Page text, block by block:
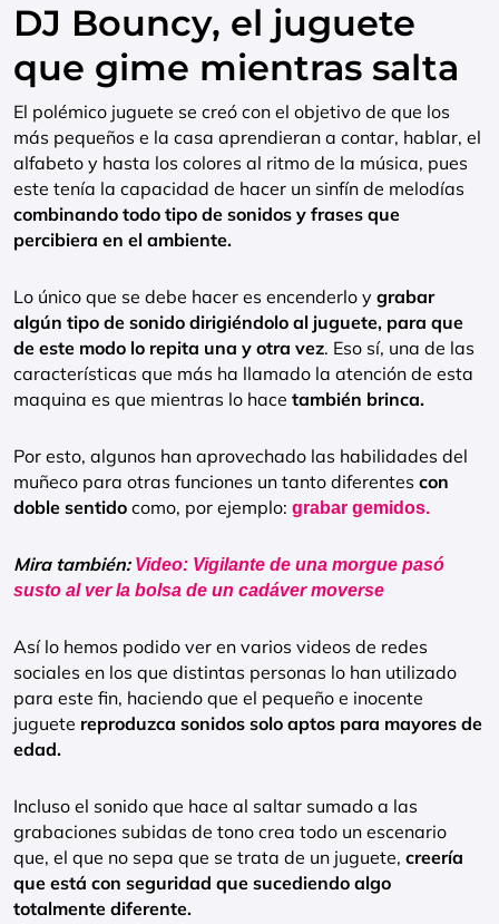
DJ Bouncy, el juguete
que gime mientras salta
El polémico juguete se creó con el objetivo de que los
más pequeños e la casa aprendieran a contar, hablar, el
alfabeto y hasta los colores al ritmo de la música, pues
este tenía la capacidad de hacer un sinfín de melodías
combinando todo tipo de sonidos y frases que
percibiera en el ambiente.
Lo único que se debe hacer es encenderlo y grabar
algún tipo de sonido dirigiéndolo al juguete, para que
de este modo lo repita una y otra vez. Eso sí, una de las
características que más ha llamado la atención de esta
maquina es que mientras lo hace también brinca.
Por esto, algunos han aprovechado las habilidades del
muñeco para otras funciones un tanto diferentes con
doble sentido como, por ejemplo: grabar gemidos.
Mira también: Video: Vigilante de una morgue pasó
susto al ver la bolsa de un cadáver moverse
Así lo hemos podido ver en varios videos de redes
sociales en los que distintas personas lo han utilizado
para este fin, haciendo que el pequeño e inocente
juguete reproduzca sonidos solo aptos para mayores de
edad.
Incluso el sonido que hace al saltar sumado a las
grabaciones subidas de tono crea todo un escenario
que, el que no sepa que se trata de un juguete, creería
que está con seguridad que sucediendo algo
totalmente diferente.